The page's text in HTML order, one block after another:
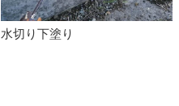
水切り下塗り